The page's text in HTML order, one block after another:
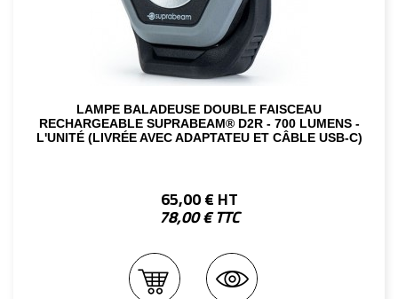
LAMPE BALADEUSE DOUBLE FAISCEAU
RECHARGEABLE SUPRABEAM® D2R - 700 LUMENS -
L'UNITÉ (LIVRÉE AVEC ADAPTATEU ET CÂBLE USB-C)
65,00 € HT
78,00 € TTC